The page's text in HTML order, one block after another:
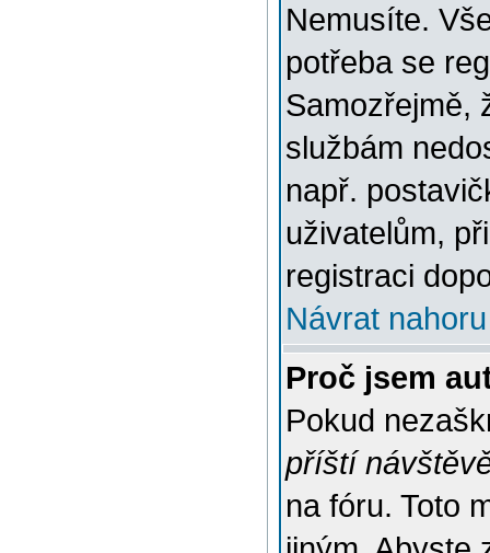
Nemusíte.
potřeba se
Samozřejmě,
službám
např.
uživatelům,
registraci
Návrat nahoru
Proč jsem
Pokud
příští
na fóru. Toto